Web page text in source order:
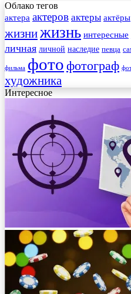
Облако тегов
актера актеров актеры актёры
жизнижизнь интересные
личная личной наследие певца
фильма фото фотограф
художника
Интересное